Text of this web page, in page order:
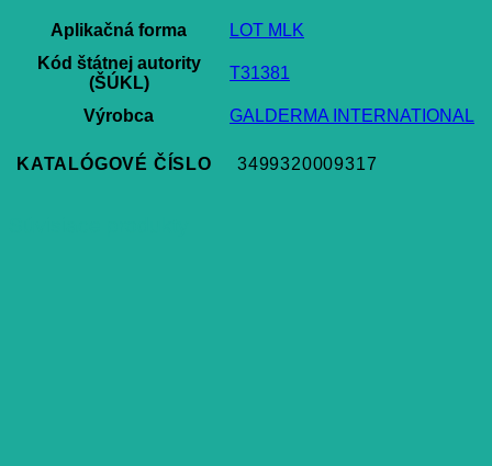
Aplikačná forma
LOT MLK
Kód štátnej autority
(ŠÚKL)
T31381
Výrobca GALDERMA INTERNATIONAL
KATALÓGOVÉ ČÍSLO 3499320009317